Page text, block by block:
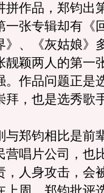
作品，郑钧出
一张专辑却有《
》、《灰姑娘
靓颖两人的第一
。作品问题正是
拜，也是选秀歌
郑钧相比是前
营唱片公司，也
，人身攻击，会